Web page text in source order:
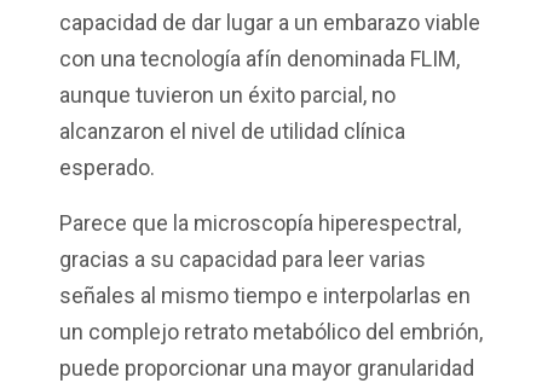
capacidad de dar lugar a un embarazo viable
con una tecnología afín denominada FLIM,
aunque tuvieron un éxito parcial, no
alcanzaron el nivel de utilidad clínica
esperado.
Parece que la microscopía hiperespectral,
gracias a su capacidad para leer varias
señales al mismo tiempo e interpolarlas en
un complejo retrato metabólico del embrión,
puede proporcionar una mayor granularidad